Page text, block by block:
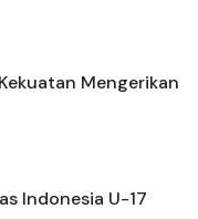
Mengerikan
Indonesia U-17